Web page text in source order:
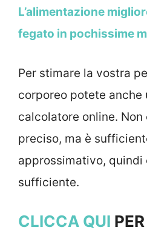
L’alimentazione
fegato in pochissime
Per stimare la vostra
corporeo potete anche
calcolatore online.
preciso, ma è
approssimativo, quindi
sufficiente.
CLICCA QUI